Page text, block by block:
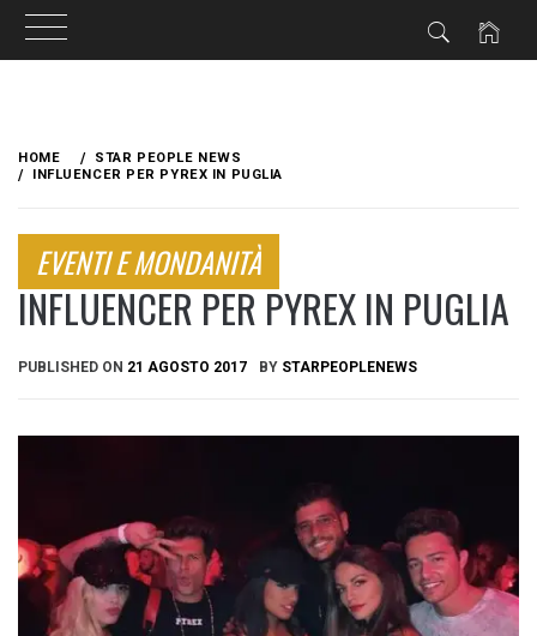
content
HOME
STAR PEOPLE NEWS
INFLUENCER PER PYREX IN PUGLIA
EVENTI E MONDANITÀ
INFLUENCER PER PYREX IN PUGLIA
PUBLISHED ON 21 AGOSTO 2017 BY STARPEOPLENEWS